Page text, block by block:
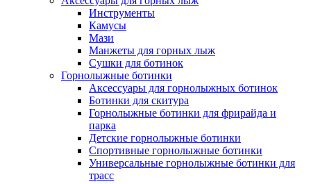
Инструменты
Камусы
Мази
Манжеты для горных лыж
Сушки для ботинок
Горнолыжные ботинки
Аксессуары для горнолыжных ботинок
Ботинки для скитура
Горнолыжные ботинки для фрирайда и
парка
Детские горнолыжные ботинки
Спортивные горнолыжные ботинки
Универсальные горнолыжные ботинки для
трасс